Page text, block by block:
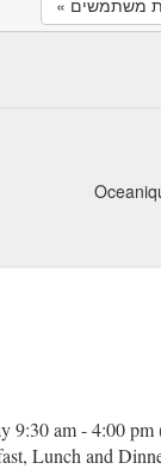
9:30 am - 4:00
Lunch and